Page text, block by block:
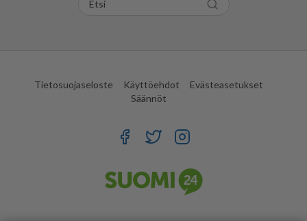
Tietosuojaseloste Käyttöehdot
Evästeasetukset
Säännöt